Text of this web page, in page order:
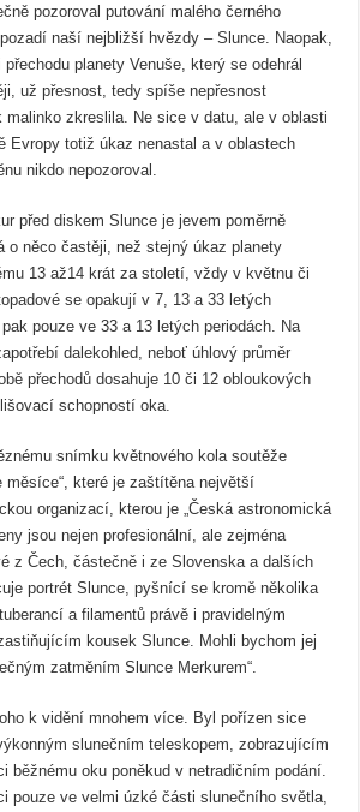
pozoroval putování malého černého
naší nejbližší hvězdy – Slunce. Naopak,
planety Venuše, který se odehrál
už přesnost, tedy spíše nepřesnost
malinko zkreslila. Ne sice v datu, ale v oblasti
Evropy totiž úkaz nenastal a v oblastech
nikdo nepozoroval.
před diskem Slunce je jevem poměrně
o něco častěji, než stejný úkaz planety
13 až14 krát za století, vždy v květnu či
se opakují v 7, 13 a 33 letých
pouze ve 33 a 13 letých periodách. Na
dalekohled, neboť úhlový průměr
přechodů dosahuje 10 či 12 obloukových
schopností oka.
snímku květnového kola soutěže
měsíce“, které je zaštítěna největší
organizací, kterou je „Česká astronomická
jsou nejen profesionální, ale zejména
z Čech, částečně i ze Slovenska a dalších
portrét Slunce, pyšnící se kromě několika
a filamentů právě i pravidelným
kousek Slunce. Mohli bychom jej
zatměním Slunce Merkurem“.
k vidění mnohem více. Byl pořízen sice
slunečním teleskopem, zobrazujícím
běžnému oku poněkud v netradičním podání.
pouze ve velmi úzké části slunečního světla,